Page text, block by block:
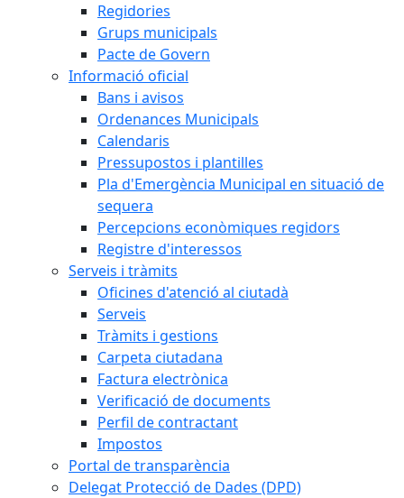
Regidories
Grups municipals
Pacte de Govern
Informació oficial
Bans i avisos
Ordenances Municipals
Calendaris
Pressupostos i plantilles
Pla d'Emergència Municipal en situació de
sequera
Percepcions econòmiques regidors
Registre d'interessos
Serveis i tràmits
Oficines d'atenció al ciutadà
Serveis
Tràmits i gestions
Carpeta ciutadana
Factura electrònica
Verificació de documents
Perfil de contractant
Impostos
Portal de transparència
Delegat Protecció de Dades (DPD)